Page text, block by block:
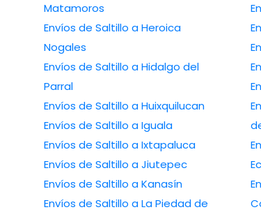
Matamoros
Envíos de Saltillo a Heroica
Nogales
Envíos de Saltillo a Hidalgo del
Parral
Envíos de Saltillo a Huixquilucan
Envíos de Saltillo a Iguala
Envíos de Saltillo a Ixtapaluca
Envíos de Saltillo a Jiutepec
Envíos de Saltillo a Kanasín
Envíos de Saltillo a La Piedad de